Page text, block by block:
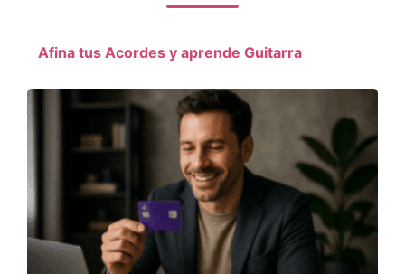
Afina tus Acordes y aprende Guitarra